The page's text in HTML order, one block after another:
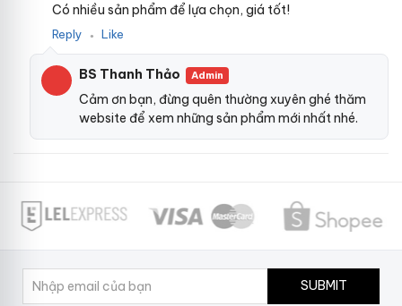
Có nhiều sản phẩm để lựa chọn, giá tốt!
Reply ● Like
BS Thanh Thảo Admin
Cảm ơn bạn, đừng quên thường xuyên ghé thăm
website để xem những sản phẩm mới nhất nhé.
SUBMIT